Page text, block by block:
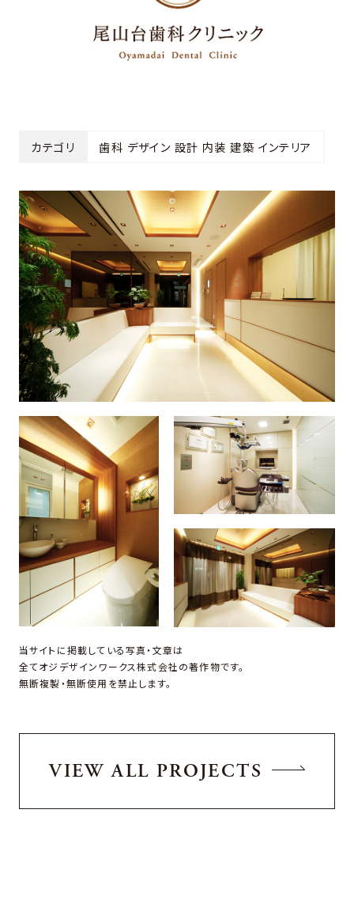
カテゴリ 歯科 デザイン 設計 内装 建築 インテリア
当サイトに掲載している写真・文章は
全てオジデザインワークス株式会社の著作物です。
無断複製・無断使用を禁止します。
VIEW ALL PROJECTS